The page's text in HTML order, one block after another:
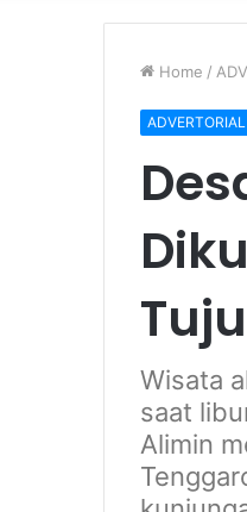
Home /
ADVERTORIAL
Wisata
saat
Alimin